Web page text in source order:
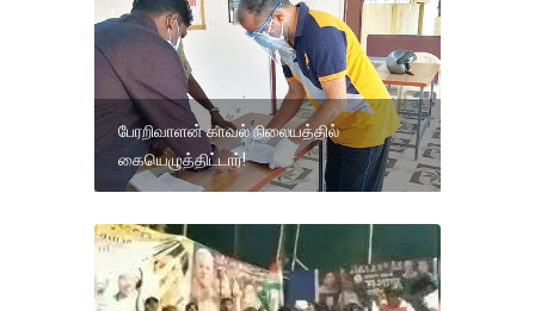
பேரறிவாளன் காவல் நிலையத்தில்
கையெழுத்திட்டார்!